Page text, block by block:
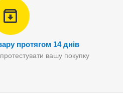
протягом 14 днів
вашу покупку